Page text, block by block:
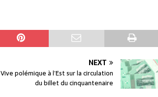
NEXT
Vive polémique à l’Est sur la circulation
du billet du cinquantenaire